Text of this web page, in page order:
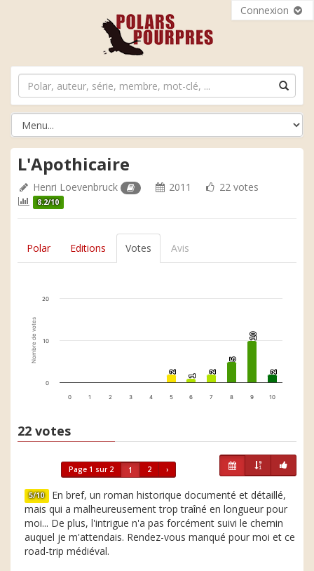
Connexion
L'Apothicaire
Henri Loevenbruck 2011 22 votes
8.2/10
Polar Editions Votes Avis
Nombre de votes
2
2
1
1
2
2
5
5
10
10
2
2
0 1 2 3 4 5 6 7 8 9 10
0
10
20
22 votes
Page 1 sur 2 1 2 ›
5/10 En bref, un roman historique documenté et détaillé,
mais qui a malheureusement trop traîné en longueur pour
moi... De plus, l'intrigue n'a pas forcément suivi le chemin
auquel je m'attendais. Rendez-vous manqué pour moi et ce
road-trip médiéval.